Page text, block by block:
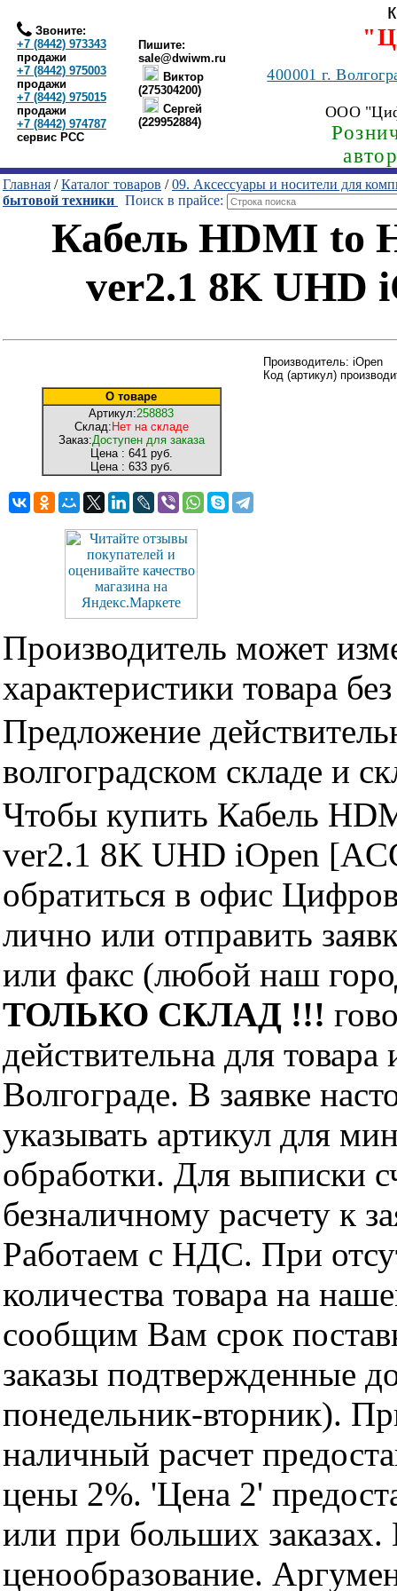
Звоните:
+7 (8442) 973343
продажи
+7 (8442) 975003
продажи
+7 (8442) 975015
продажи
+7 (8442) 974787
сервис РСС
Пишите:
sale@dwiwm.ru
Виктор
(275304200)
Сергей
(229952884)
400001г.
ООО
Главная /Каталог товаров /09. Аксессуары и носители для
бытовой техники
Поиск в прайсе:
Кабель HDMI to
ver2.1 8K UHD
О товаре
Артикул:258883
Склад: Нет на складе
Заказ:Доступен для заказа
Цена : 641 руб.
Цена : 633 руб.
Производитель: iOpen
Код (артикул)
Производитель может
характеристики товара
Предложение
волгоградском складе и
Чтобы купить Кабель
ver2.1 8K UHD iOpen
обратиться в офис
лично или отправить
или факс (любой наш
ТОЛЬКО СКЛАД !!!
действительна для
Волгограде. В заявке
указывать артикул для
обработки. Для выписки
безналичному расчету к
Работаем с НДС. При
количества товара на
сообщим Вам срок
заказы подтвержденные
понедельник-вторник).
наличный расчет
цены 2%. 'Цена 2'
или при больших
ценообразование.